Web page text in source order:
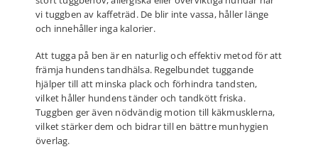
vi tuggben av kaffeträd. De blir inte vassa, håller länge
och innehåller inga kalorier.
Att tugga på ben är en naturlig och effektiv metod för att
främja hundens tandhälsa. Regelbundet tuggande
hjälper till att minska plack och förhindra tandsten,
vilket håller hundens tänder och tandkött friska.
Tuggben ger även nödvändig motion till käkmusklerna,
vilket stärker dem och bidrar till en bättre munhygien
överlag.